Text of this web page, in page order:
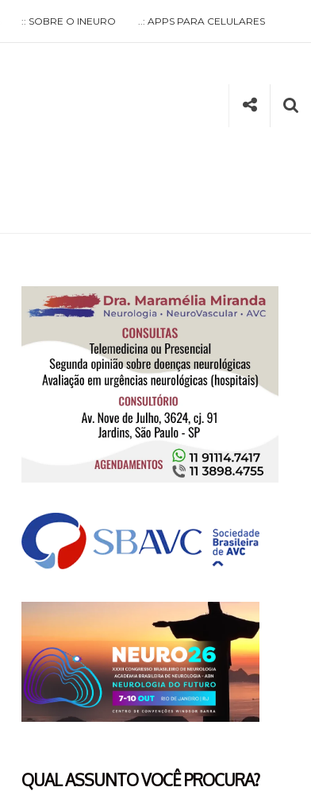
:: SOBRE O INEURO ..: APPS PARA CELULARES
Social
QUAL ASSUNTO VOCÊ PROCURA?